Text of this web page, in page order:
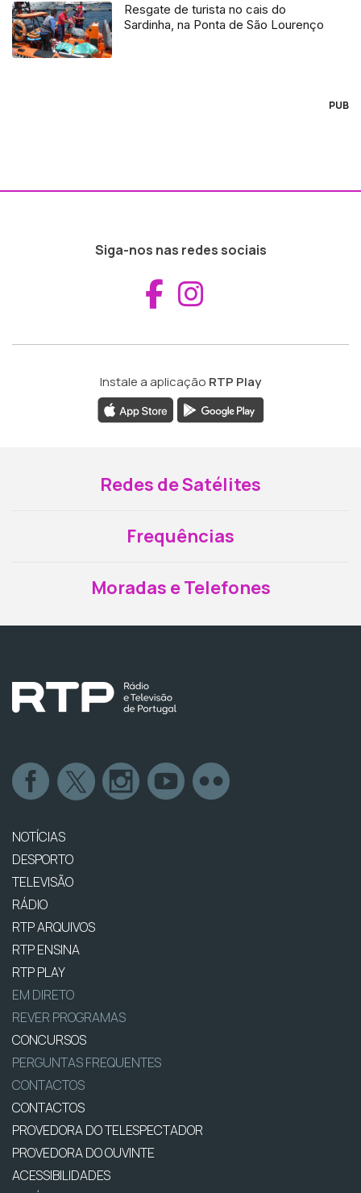
Resgate de turista no cais do
Sardinha, na Ponta de São Lourenço
PUB
Siga-nos nas redes sociais
Aceder ao
Instale a aplicação RTP Play
Redes de Satélites
Frequências
Moradas e Telefones
NOTÍCIAS
DESPORTO
TELEVISÃO
RÁDIO
RTP ARQUIVOS
RTP ENSINA
RTP PLAY
EM DIRETO
REVER PROGRAMAS
CONCURSOS
PERGUNTAS FREQUENTES
CONTACTOS
CONTACTOS
PROVEDORA DO TELESPECTADOR
PROVEDORA DO OUVINTE
ACESSIBILIDADES